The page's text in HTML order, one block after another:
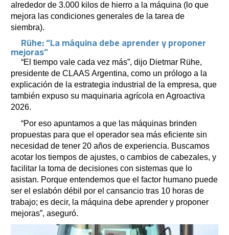
alrededor de 3.000 kilos de hierro a la máquina (lo que
mejora las condiciones generales de la tarea de
siembra).
Rühe: “La máquina debe aprender y proponer
mejoras”
“El tiempo vale cada vez más”, dijo Dietmar Rühe,
presidente de CLAAS Argentina, como un prólogo a la
explicación de la estrategia industrial de la empresa, que
también expuso su maquinaria agrícola en Agroactiva
2026.
“Por eso apuntamos a que las máquinas brinden
propuestas para que el operador sea más eficiente sin
necesidad de tener 20 años de experiencia. Buscamos
acotar los tiempos de ajustes, o cambios de cabezales, y
facilitar la toma de decisiones con sistemas que lo
asistan. Porque entendemos que el factor humano puede
ser el eslabón débil por el cansancio tras 10 horas de
trabajo; es decir, la máquina debe aprender y proponer
mejoras”, aseguró.